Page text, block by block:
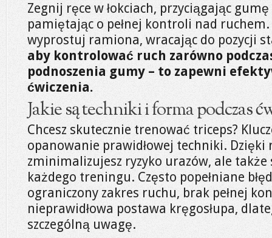
Zegnij ręce w łokciach, przyciągając
pamiętając o pełnej kontroli nad
wyprostuj ramiona, wracając do pozycji
aby kontrolować ruch zarówno
podnoszenia gumy – to zapewni
ćwiczenia.
Jakie są techniki i forma podczas
Chcesz skutecznie trenować triceps?
opanowanie prawidłowej techniki. Dzięki
zminimalizujesz ryzyko urazów, ale
każdego treningu. Często popełniane
ograniczony zakres ruchu, brak pełnej
nieprawidłowa postawa kręgosłupa,
szczególną uwagę.